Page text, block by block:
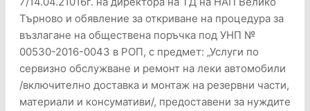
Търново и обявление за откриване на процедура за
възлагане на обществена поръчка под УНП №
00530-2016-0043 в РОП, с предмет: „Услуги по
сервизно обслужване и ремонт на леки автомобили
/включително доставка и монтаж на резервни части,
материали и консумативи/, предоставени за нуждите